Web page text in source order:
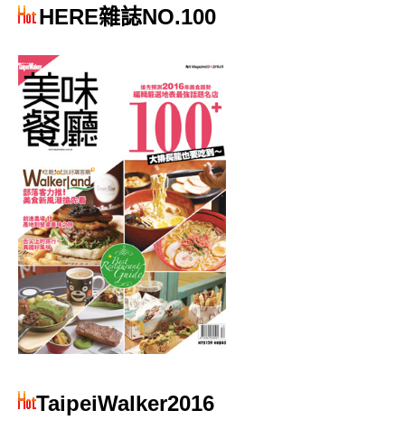
HERE雜誌NO.100
TaipeiWalker2016